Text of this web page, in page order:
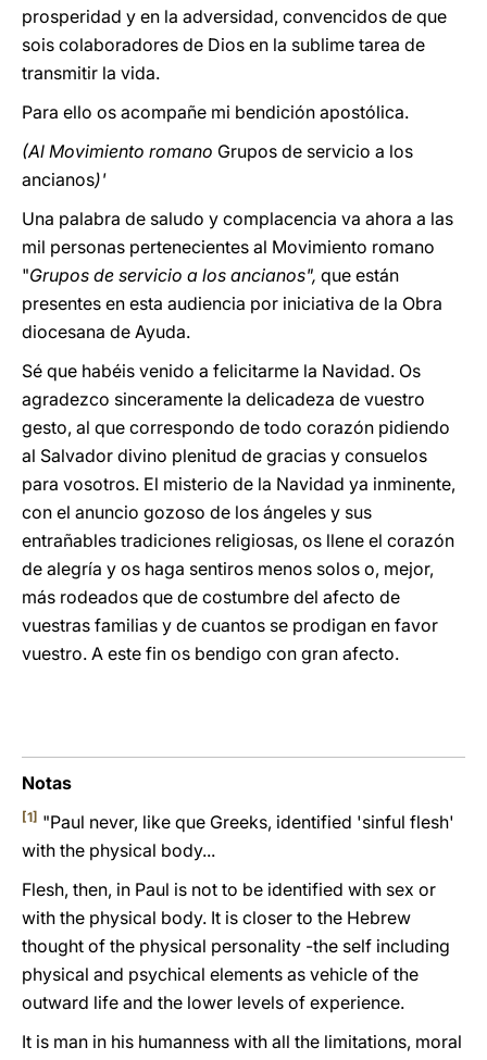
prosperidad y en la adversidad, convencidos de que
sois colaboradores de Dios en la sublime tarea de
transmitir la vida.
Para ello os acompañe mi bendición apostólica.
(Al Movimiento romano Grupos de servicio a los
ancianos)'
Una palabra de saludo y complacencia va ahora a las
mil personas pertenecientes al Movimiento romano
"Grupos de servicio a los ancianos", que están
presentes en esta audiencia por iniciativa de la Obra
diocesana de Ayuda.
Sé que habéis venido a felicitarme la Navidad. Os
agradezco sinceramente la delicadeza de vuestro
gesto, al que correspondo de todo corazón pidiendo
al Salvador divino plenitud de gracias y consuelos
para vosotros. El misterio de la Navidad ya inminente,
con el anuncio gozoso de los ángeles y sus
entrañables tradiciones religiosas, os llene el corazón
de alegría y os haga sentiros menos solos o, mejor,
más rodeados que de costumbre del afecto de
vuestras familias y de cuantos se prodigan en favor
vuestro. A este fin os bendigo con gran afecto.
Notas
[1] "Paul never, like que Greeks, identified 'sinful flesh'
with the physical body...
Flesh, then, in Paul is not to be identified with sex or
with the physical body. It is closer to the Hebrew
thought of the physical personality -the self including
physical and psychical elements as vehicle of the
outward life and the lower levels of experience.
It is man in his humanness with all the limitations, moral